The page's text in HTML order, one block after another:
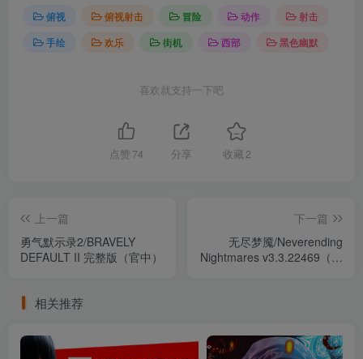
俯视 俯视射击 冒险 动作
射击
手绘
欢乐 街机 西部 黑色幽默
喜欢就支持一下吧
点赞 74 分享 收藏 2
上一篇
勇气默示录2/BRAVELY
DEFAULT II 完整版（官中）
下一篇
无尽梦魇/Neverending
Nightmares v3.3.22469（官
相关推荐